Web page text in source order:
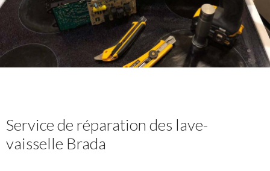
Service de réparation des lave-
vaisselle Brada